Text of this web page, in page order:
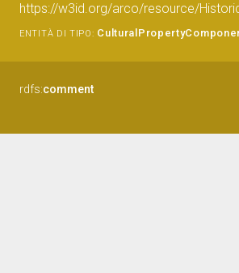
https://w3id.org/arco/resource/
ENTITÀ DI TIPO:
rdfs:comment